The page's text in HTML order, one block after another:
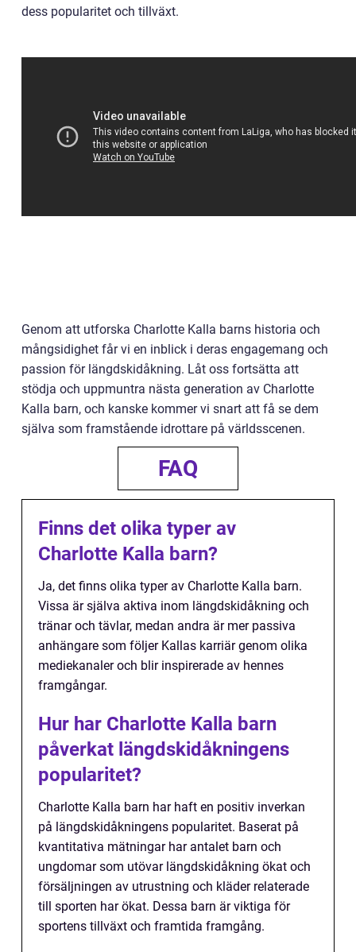
dess popularitet och tillväxt.
Genom att utforska Charlotte Kalla barns historia och
mångsidighet får vi en inblick i deras engagemang och
passion för längdskidåkning. Låt oss fortsätta att
stödja och uppmuntra nästa generation av Charlotte
Kalla barn, och kanske kommer vi snart att få se dem
själva som framstående idrottare på världsscenen.
FAQ
Finns det olika typer av
Charlotte Kalla barn?
Ja, det finns olika typer av Charlotte Kalla barn.
Vissa är själva aktiva inom längdskidåkning och
tränar och tävlar, medan andra är mer passiva
anhängare som följer Kallas karriär genom olika
mediekanaler och blir inspirerade av hennes
framgångar.
Hur har Charlotte Kalla barn
påverkat längdskidåkningens
popularitet?
Charlotte Kalla barn har haft en positiv inverkan
på längdskidåkningens popularitet. Baserat på
kvantitativa mätningar har antalet barn och
ungdomar som utövar längdskidåkning ökat och
försäljningen av utrustning och kläder relaterade
till sporten har ökat. Dessa barn är viktiga för
sportens tillväxt och framtida framgång.